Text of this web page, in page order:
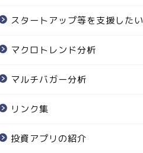
スタートアップ等を支援したい
マクロトレンド分析
マルチバガー分析
リンク集
投資アプリの紹介